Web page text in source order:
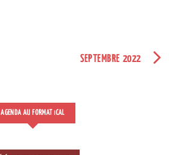
SEPTEMBRE 2022
AGENDA AU FORMAT CAL